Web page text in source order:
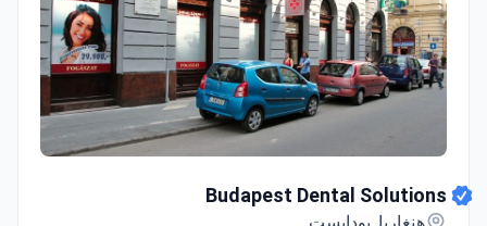
Budapest Dental Solutions